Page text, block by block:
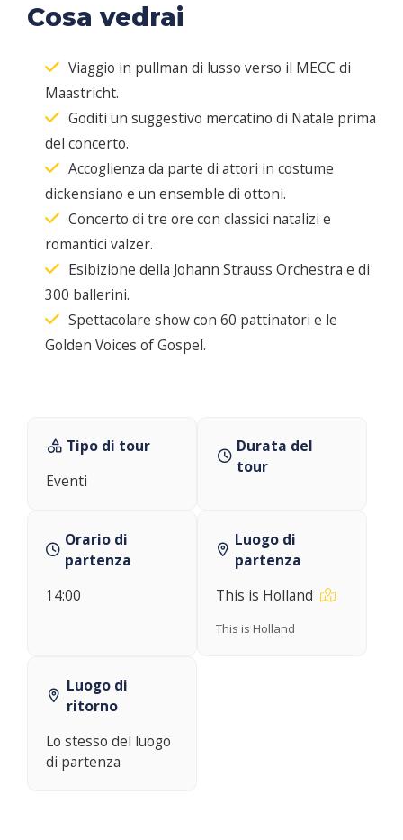
Cosa vedrai
Viaggio in pullman di lusso verso il MECC di
Maastricht.
Goditi un suggestivo mercatino di Natale prima
del concerto.
Accoglienza da parte di attori in costume
dickensiano e un ensemble di ottoni.
Concerto di tre ore con classici natalizi e
romantici valzer.
Esibizione della Johann Strauss Orchestra e di
300 ballerini.
Spettacolare show con 60 pattinatori e le
Golden Voices of Gospel.
Tipo di tour
Eventi
Durata del
tour
Orario di
partenza
14:00
Luogo di
partenza
This is Holland
This is Holland
Luogo di
ritorno
Lo stesso del luogo
di partenza